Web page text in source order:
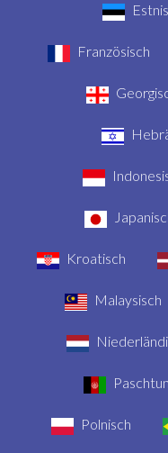
Französisch
Kroatisch
Malaysisch
Polnisch